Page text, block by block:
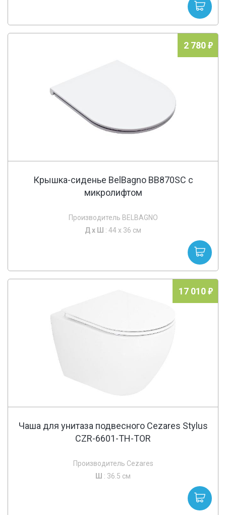
2 780
Крышка-сиденье BelBagno BB870SC с
микролифтом
Производитель BELBAGNO
Д х Ш : 44 x 36 см
17 010
Чаша для унитаза подвесного Cezares Stylus
CZR-6601-TH-TOR
Производитель Cezares
Ш : 36.5 см